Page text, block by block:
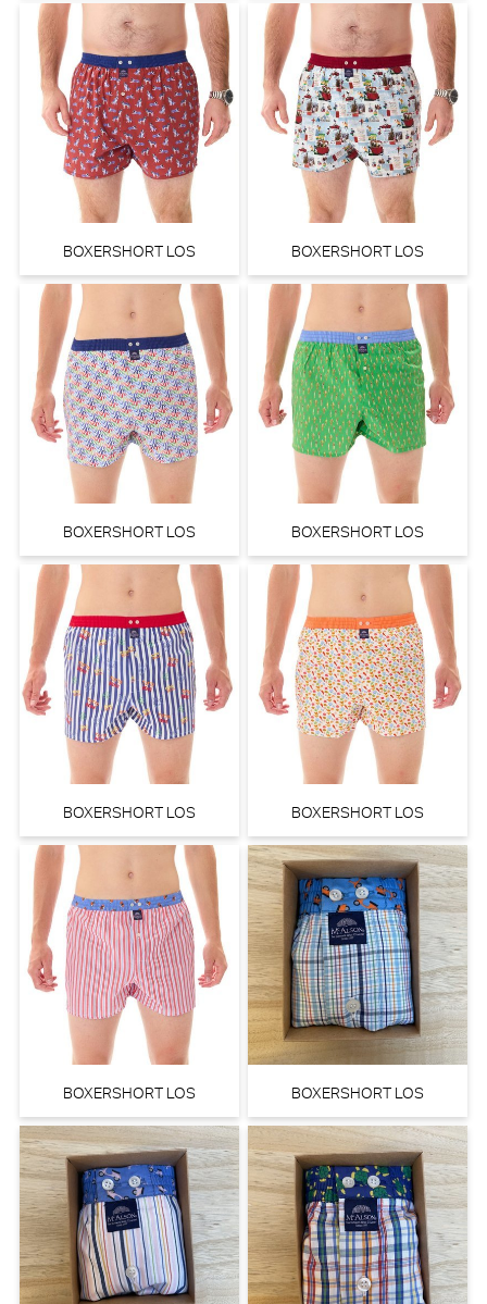
BOXERSHORT LOS BOXERSHORT LOS
BOXERSHORT LOS BOXERSHORT LOS
BOXERSHORT LOS BOXERSHORT LOS
BOXERSHORT LOS BOXERSHORT LOS